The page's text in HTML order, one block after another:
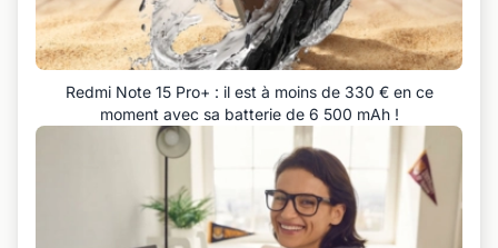
Redmi Note 15 Pro+ : il est à moins de 330 € en ce
moment avec sa batterie de 6 500 mAh !